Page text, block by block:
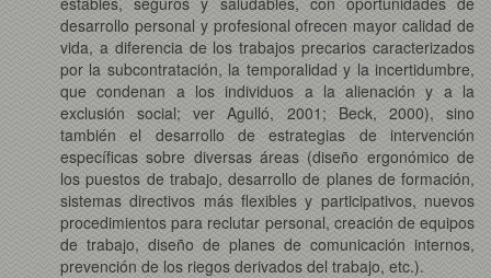
desarrollo personal y profesional ofrecen mayor calidad de
vida, a diferencia de los trabajos precarios caracterizados
por la subcontratación, la temporalidad y la incertidumbre,
que condenan a los individuos a la alienación y a la
exclusión social; ver Agulló, 2001; Beck, 2000), sino
también el desarrollo de estrategias de intervención
específicas sobre diversas áreas (diseño ergonómico de
los puestos de trabajo, desarrollo de planes de formación,
sistemas directivos más flexibles y participativos, nuevos
procedimientos para reclutar personal, creación de equipos
de trabajo, diseño de planes de comunicación internos,
prevención de los riegos derivados del trabajo, etc.).